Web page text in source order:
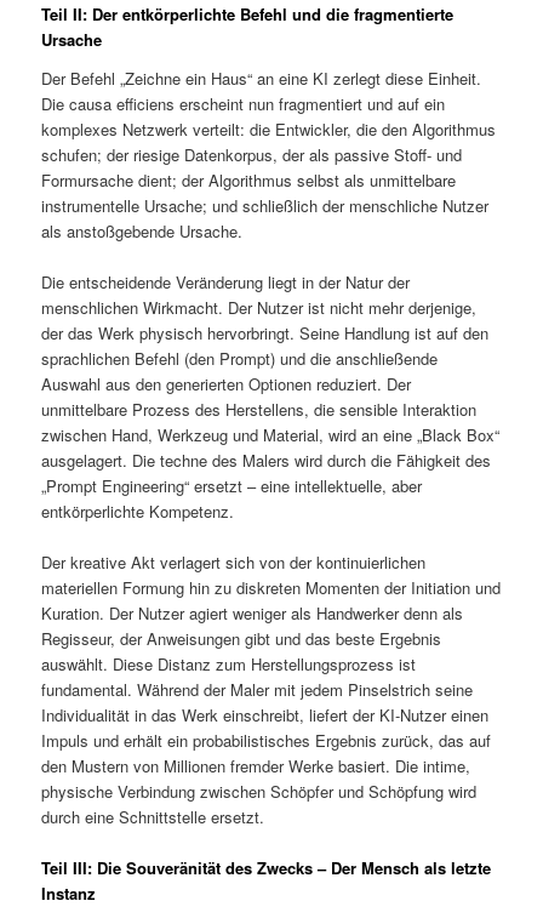
Teil II: Der entkörperlichte Befehl und die fragmentierte
Ursache
Der Befehl „Zeichne ein Haus“ an eine KI zerlegt diese Einheit.
Die causa efficiens erscheint nun fragmentiert und auf ein
komplexes Netzwerk verteilt: die Entwickler, die den Algorithmus
schufen; der riesige Datenkorpus, der als passive Stoff- und
Formursache dient; der Algorithmus selbst als unmittelbare
instrumentelle Ursache; und schließlich der menschliche Nutzer
als anstoßgebende Ursache.
Die entscheidende Veränderung liegt in der Natur der
menschlichen Wirkmacht. Der Nutzer ist nicht mehr derjenige,
der das Werk physisch hervorbringt. Seine Handlung ist auf den
sprachlichen Befehl (den Prompt) und die anschließende
Auswahl aus den generierten Optionen reduziert. Der
unmittelbare Prozess des Herstellens, die sensible Interaktion
zwischen Hand, Werkzeug und Material, wird an eine „Black Box“
ausgelagert. Die techne des Malers wird durch die Fähigkeit des
„Prompt Engineering“ ersetzt – eine intellektuelle, aber
entkörperlichte Kompetenz.
Der kreative Akt verlagert sich von der kontinuierlichen
materiellen Formung hin zu diskreten Momenten der Initiation und
Kuration. Der Nutzer agiert weniger als Handwerker denn als
Regisseur, der Anweisungen gibt und das beste Ergebnis
auswählt. Diese Distanz zum Herstellungsprozess ist
fundamental. Während der Maler mit jedem Pinselstrich seine
Individualität in das Werk einschreibt, liefert der KI-Nutzer einen
Impuls und erhält ein probabilistisches Ergebnis zurück, das auf
den Mustern von Millionen fremder Werke basiert. Die intime,
physische Verbindung zwischen Schöpfer und Schöpfung wird
durch eine Schnittstelle ersetzt.
Teil III: Die Souveränität des Zwecks – Der Mensch als letzte
Instanz